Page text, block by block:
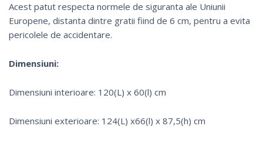
Acest patut respecta normele de siguranta ale Uniunii
Europene, distanta dintre gratii fiind de 6 cm, pentru a evita
pericolele de accidentare.
Dimensiuni:
Dimensiuni interioare: 120(L) x 60(l) cm
Dimensiuni exterioare: 124(L) x66(l) x 87,5(h) cm